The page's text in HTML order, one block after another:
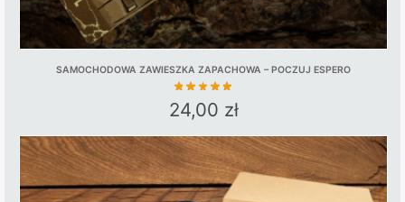
SAMOCHODOWA ZAWIESZKA ZAPACHOWA – POCZUJ ESPERO
24,00 zł